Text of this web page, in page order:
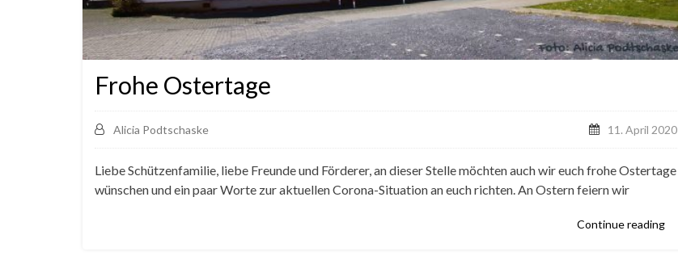
Frohe Ostertage
Alicia Podtschaske 11. April 2020
Liebe Schützenfamilie, liebe Freunde und Förderer, an dieser Stelle möchten auch wir euch frohe Ostertage
wünschen und ein paar Worte zur aktuellen Corona-Situation an euch richten. An Ostern feiern wir
Continue reading